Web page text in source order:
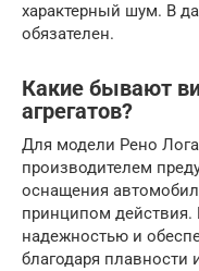
характерный шум. В
обязателен.
Какие бывают
агрегатов?
Для модели Рено
производителем
оснащения
принципом действия.
надежностью и
благодаря плавности